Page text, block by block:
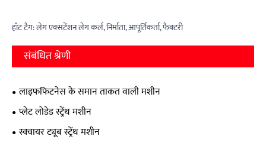
हॉट टैग: लेग एक्सटेंशन लेग कर्ल, निर्माता, आपूर्तिकर्ता, फैक्टरी
संबंधित श्रेणी
लाइफफिटनेस के समान ताकत वाली मशीन
प्लेट लोडेड स्ट्रेंथ मशीन
स्क्वायर ट्यूब स्ट्रेंथ मशीन